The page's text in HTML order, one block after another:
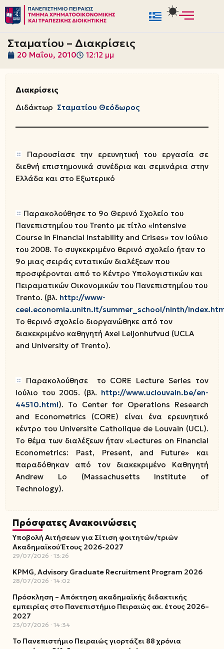
Μεταπηδήστε
στο
περιεχόμενο
Σταματίου – Διακρίσεις
20 Μαΐου, 2010 12:12 μμ
Διακρίσεις
Διδάκτωρ Σταματίου Θεόδωρος
Παρουσίασε την ερευνητική του εργασία σε
διεθνή επιστημονικά συνέδρια και σεμινάρια στην
Ελλάδα και στο Εξωτερικό
Παρακολούθησε το 9ο Θερινό Σχολείο του
Πανεπιστημίου του Trento με τίτλο «Intensive
Course in Financial Instability and Crises» τον Ιούλιο
του 2008. Το συγκεκριμένο θερινό σχολείο ήταν το
9ο μιας σειράς εντατικών διαλέξεων που
προσφέρονται από το Κέντρο Υπολογιστικών και
Πειραματικών Οικονομικών του Πανεπιστημίου του
Trento. (βλ. http://www-
ceel.economia.unitn.it/summer_school/ninth/
Το θερινό σχολείο διοργανώθηκε από τον
διακεκριμένο καθηγητή Axel Leijonhufvud (UCLA
and University of Trento).
Παρακολούθησε το CORE Lecture Series τον
Ιούλιο του 2005. (βλ. http://www.uclouvain.be/en-
44510.html). Το Center for Operations Research
and Econometrics (CORE) είναι ένα ερευνητικό
κέντρο του Universite Catholique de Louvain (UCL).
Το θέμα των διαλέξεων ήταν «Lectures on Financial
Econometrics: Past, Present, and Future» και
παραδόθηκαν από τον διακεκριμένο Καθηγητή
Andrew Lo (Massachusetts Institute of
Technology).
Πρόσφατες Ανακοινώσεις
Υποβολή Αιτήσεων για Σίτιση φοιτητών/τριών
Ακαδημαϊκού Έτους 2026-2027
29/07/2026 13:26
KPMG, Advisory Graduate Recruitment Program 2026
28/07/2026 14:02
Πρόσκληση – Απόκτηση ακαδημαϊκής διδακτικής
εμπειρίας στο Πανεπιστήμιο Πειραιώς ακ. έτους 2026–
2027
23/07/2026 14:34
Το Πανεπιστήμιο Πειραιώς γιορτάζει 88 χρόνια